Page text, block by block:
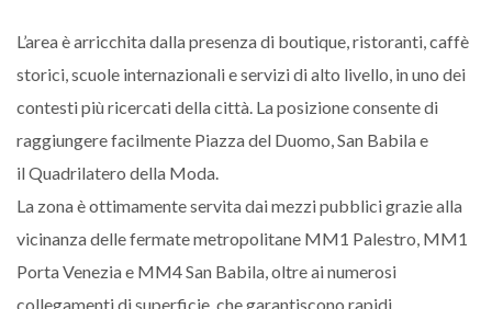
L’area è arricchita dalla presenza di boutique, ristoranti, caffè
storici, scuole internazionali e servizi di alto livello, in uno dei
contesti più ricercati della città. La posizione consente di
raggiungere facilmente Piazza del Duomo,San Babilae
ilQuadrilatero della Moda.
La zona è ottimamente servita dai mezzi pubblici grazie alla
vicinanza delle fermate metropolitane MM1 Palestro, MM1
Porta Venezia e MM4 San Babila, oltre ai numerosi
collegamenti di superficie, che garantiscono rapidi